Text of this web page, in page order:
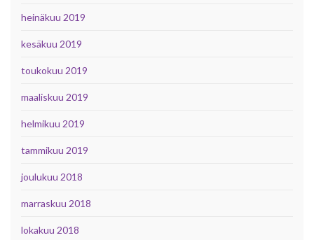
heinäkuu 2019
kesäkuu 2019
toukokuu 2019
maaliskuu 2019
helmikuu 2019
tammikuu 2019
joulukuu 2018
marraskuu 2018
lokakuu 2018